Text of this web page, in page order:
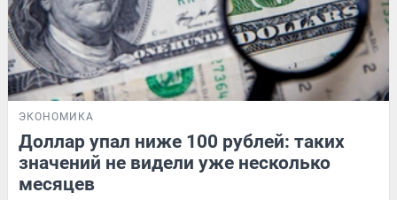
ЭКОНОМИКА
Доллар упал ниже 100 рублей: таких
значений не видели уже несколько
месяцев